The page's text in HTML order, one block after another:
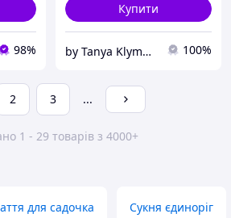
98%
Купити
by Tanya Klymenko дитячі сукні та аксесуари 100%
2 3 ...
1 - 29 товарів з 4000+
для садочка Сукня єдиноріг